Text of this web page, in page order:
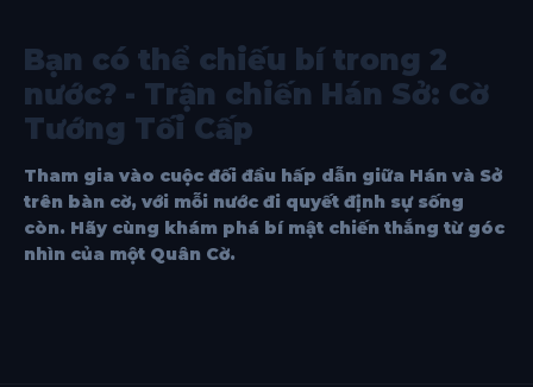
Bạn có thể chiếu bí trong 2
nước? - Trận chiến Hán Sở: Cờ
Tướng Tối Cấp
Tham gia vào cuộc đối đầu hấp dẫn giữa Hán và Sở
trên bàn cờ, với mỗi nước đi quyết định sự sống
còn. Hãy cùng khám phá bí mật chiến thắng từ góc
nhìn của một Quân Cờ.